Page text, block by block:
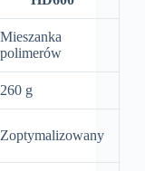
Mieszanka
polimerów
260 g
Zoptymalizowany